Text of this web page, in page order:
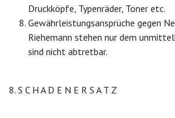
Druckköpfe, Typenräder, Toner etc.
Gewährleistungsansprüche gegen
Riehemann stehen nur dem
sind nicht abtretbar.
8. S C H A D E N E R S A T Z